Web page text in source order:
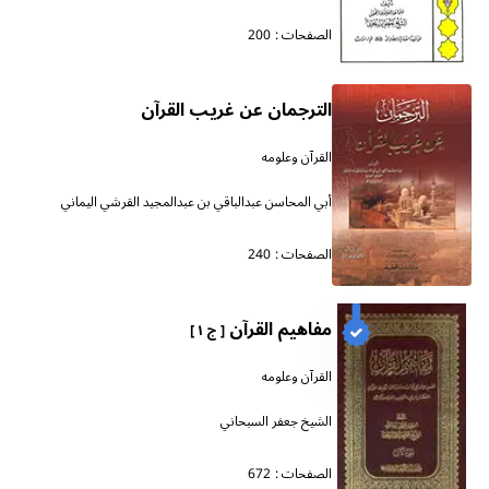
الصفحات : 200
الترجمان عن غريب القرآن
القرآن وعلومه
أبي المحاسن عبدالباقي بن عبدالمجيد القرشي اليماني
الصفحات : 240
مفاهيم القرآن[ ج ١ ]
القرآن وعلومه
الشيخ جعفر السبحاني
الصفحات : 672